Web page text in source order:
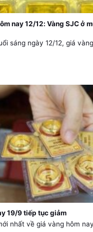
nay 12/12: Vàng SJC ở
sáng ngày 12/12, giá
19/9 tiếp tục giảm
nhất về giá vàng hôm